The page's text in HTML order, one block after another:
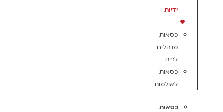
ידיות
כסאות
מנהלים
לבית
כסאות
לאולמות
כסאות